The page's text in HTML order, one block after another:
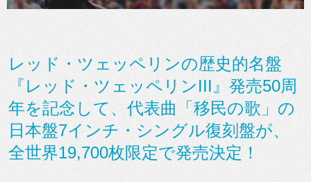
レッド・ツェッペリンの歴史的名盤
『レッド・ツェッペリンIII』発売50周
年を記念して、代表曲「移民の歌」の
日本盤7インチ・シングル復刻盤が、
全世界19,700枚限定で発売決定！